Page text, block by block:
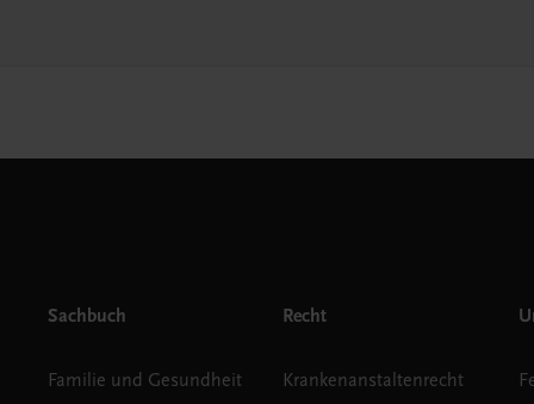
Sachbuch
Familie und Gesundheit
Recht
Krankenanstaltenrecht